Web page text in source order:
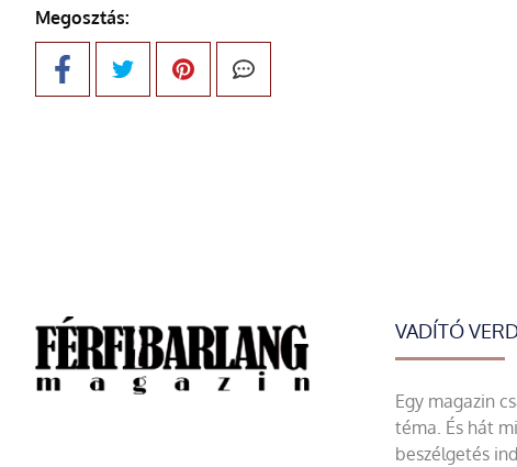
Megosztás:
VADÍTÓ
Egy magazin
téma. És hát
beszélgetés